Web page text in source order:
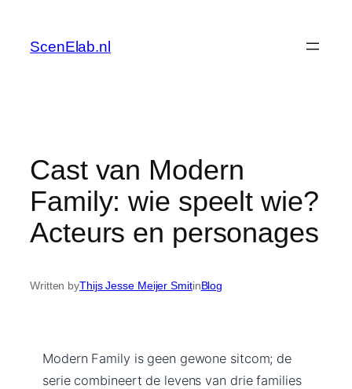
content
ScenElab.nl
Cast van Modern
Family: wie speelt wie?
Acteurs en personages
Written byThijs Jesse Meijer SmitinBlog
Modern Family is geen gewone sitcom; de
serie combineert de levens van drie families